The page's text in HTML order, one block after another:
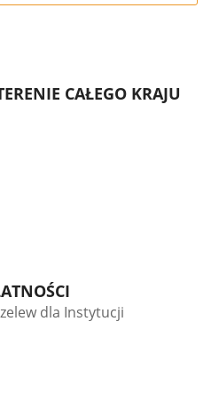
CAŁEGO KRAJU
dla Instytucji